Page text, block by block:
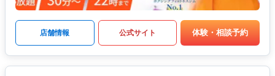
店舗情報 公式サイト 体験・相談予約